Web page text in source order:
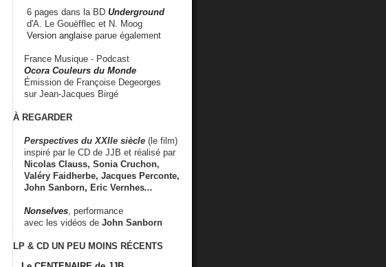
6 pages dans la BD Underground
d'A. Le Gouëfflec et N. Moog
Version anglaise parue également
France Musique - Podcast
Ocora Couleurs du Monde
Émission de Françoise Degeorges
sur Jean-Jacques Birgé
À REGARDER
Perspectives du XXIIe siècle (le film)
inspiré par le CD de JJB et réalisé par
Nicolas Clauss, Sonia Cruchon,
Valéry Faidherbe, Jacques Perconte,
John Sanborn, Eric Vernhes...
Nonselves , performance
avec les vidéos de John Sanborn
LP & CD UN PEU MOINS RÉCENTS